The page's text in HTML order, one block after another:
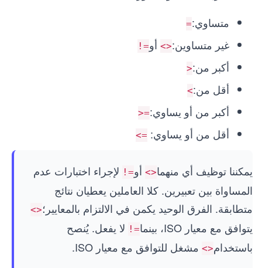
متساوي:=
غير متساوين:<> أو!=
أكبر من:>
أقل من:<
أكبر من أو يساوي:>=
أقل من أو يساوي: <=
يمكننا توظيف أي منهما<> أو!= لإجراء اختبارات عدم
المساواة بين تعبيرين. كلا العاملين يعطيان نتائج
متطابقة. الفرق الوحيد يكمن في الالتزام بالمعايير؛<>
يتوافق مع معيار ISO، بينما != لا يفعل. يُنصح
باستخدام<> مشغل للتوافق مع معيار ISO.